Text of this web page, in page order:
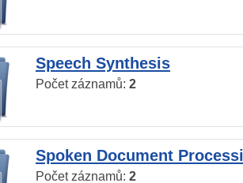
Speech Synthesis
Počet záznamů: 2
Spoken Document
Počet záznamů: 2